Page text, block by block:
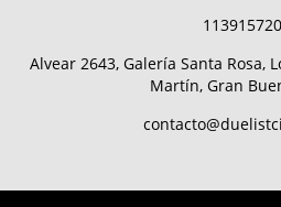
Alvear 2643, Galería Santa Rosa,
Martín, Gran